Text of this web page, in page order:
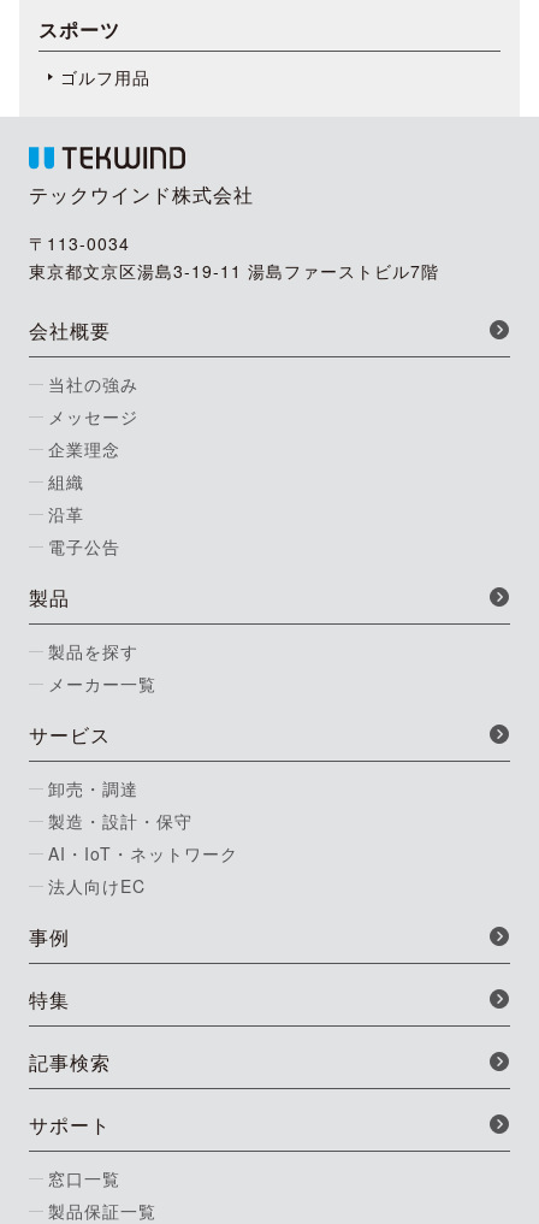
スポーツ
ゴルフ用品
テックウインド株式会社
〒113-0034
東京都文京区湯島3-19-11 湯島ファーストビル7階
会社概要
当社の強み
メッセージ
企業理念
組織
沿革
電子公告
製品
製品を探す
メーカー一覧
サービス
卸売・調達
製造・設計・保守
AI・IoT・ネットワーク
法人向けEC
事例
特集
記事検索
サポート
窓口一覧
製品保証一覧